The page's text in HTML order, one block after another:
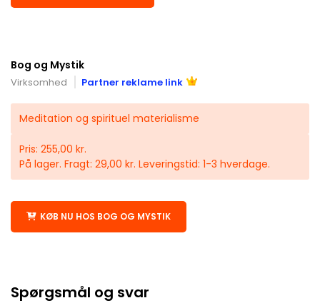
Bog og Mystik
Virksomhed Partner reklame link
Meditation og spirituel materialisme
Pris: 255,00 kr.
På lager. Fragt: 29,00 kr. Leveringstid: 1-3 hverdage.
KØB NU HOS BOG OG MYSTIK
Spørgsmål og svar